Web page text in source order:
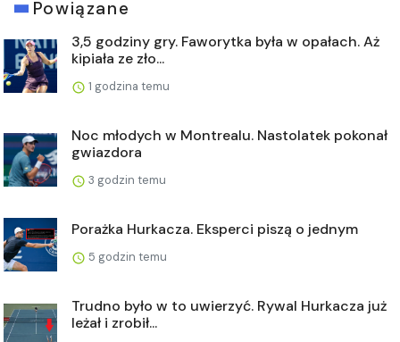
Powiązane
3,5 godziny gry. Faworytka była w opałach. Aż
kipiała ze zło...
1 godzina temu
Noc młodych w Montrealu. Nastolatek pokonał
gwiazdora
3 godzin temu
Porażka Hurkacza. Eksperci piszą o jednym
5 godzin temu
Trudno było w to uwierzyć. Rywal Hurkacza już
leżał i zrobił...